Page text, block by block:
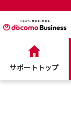
サポートトップ